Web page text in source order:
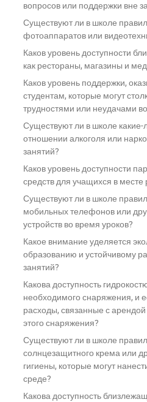
вопросов или поддержки вне
Существуют ли в школе
фотоаппаратов или
Каков уровень доступности
как рестораны, магазины и
Каков уровень поддержки,
студентам, которые могут
трудностями или неудачами
Существуют ли в школе какие-
отношении алкоголя или
занятий?
Каков уровень доступности
средств для учащихся в
Существуют ли в школе
мобильных телефонов или
устройств во время уроков?
Какое внимание уделяется
образованию и устойчивому
занятий?
Какова доступность
необходимого снаряжения, и
расходы, связанные с
этого снаряжения?
Существуют ли в школе
солнцезащитного крема или
гигиены, которые могут
среде?
Какова доступность